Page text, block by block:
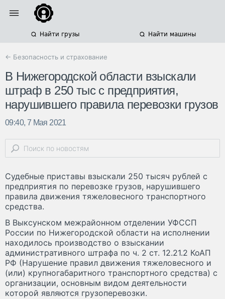
Найти грузы Найти машины
← Безопасность и страхование
В Нижегородской области взыскали
штраф в 250 тыс с предприятия,
нарушившего правила перевозки грузов
09:40, 7 Мая 2021
Судебные приставы взыскали 250 тысяч рублей с
предприятия по перевозке грузов, нарушившего
правила движения тяжеловесного транспортного
средства.
В Выксунском межрайонном отделении УФССП
России по Нижегородской области на исполнении
находилось производство о взыскании
административного штрафа по ч. 2 ст. 12.21.2 КоАП
РФ (Нарушение правил движения тяжеловесного и
(или) крупногабаритного транспортного средства) с
организации, основным видом деятельности
которой являются грузоперевозки.